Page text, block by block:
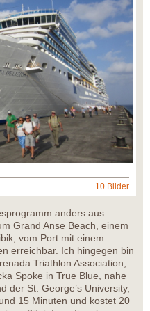
10 Bilder
anders aus:
Grand Anse Beach, einem
vom Port mit einem
erreichbar. Ich hingegen bin
Triathlon Association,
Spoke in True Blue, nahe
der St. George’s University,
15 Minuten und kostet 20